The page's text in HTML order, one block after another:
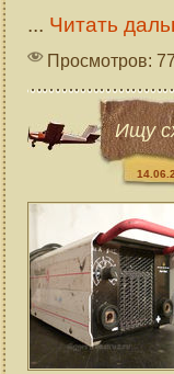
... Читать
Просмотров:
Ищу